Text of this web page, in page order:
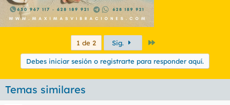
1 de 2 Sig.
Debes iniciar sesión o registrarte para responder aquí.
Temas similares